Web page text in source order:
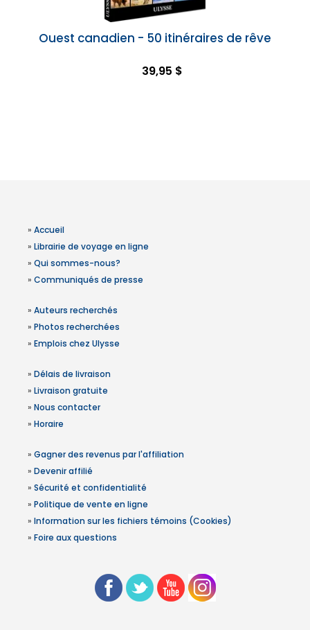
Ouest canadien - 50 itinéraires de rêve
39,95 $
» Accueil
» Librairie de voyage en ligne
» Qui sommes-nous?
» Communiqués de presse
» Auteurs recherchés
» Photos recherchées
» Emplois chez Ulysse
» Délais de livraison
» Livraison gratuite
» Nous contacter
» Horaire
» Gagner des revenus par l'affiliation
» Devenir affilié
» Sécurité et confidentialité
» Politique de vente en ligne
» Information sur les fichiers témoins (Cookies)
» Foire aux questions